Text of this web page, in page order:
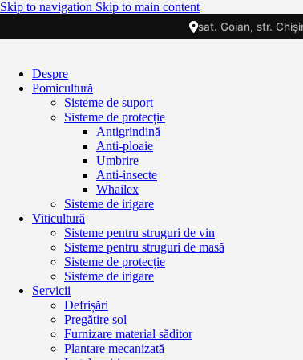
Skip to navigation Skip to main content
sat. Goian, str.
Despre
Pomicultură
Sisteme de suport
Sisteme de protecție
Antigrindină
Anti-ploaie
Umbrire
Anti-insecte
Whailex
Sisteme de irigare
Viticultură
Sisteme pentru struguri de vin
Sisteme pentru struguri de masă
Sisteme de protecție
Sisteme de irigare
Servicii
Defrișări
Pregătire sol
Furnizare material săditor
Plantare mecanizată